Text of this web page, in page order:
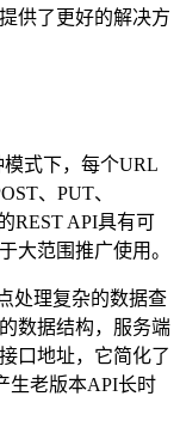
供了更好的解决方
式下，每个URL
、PUT、
REST API具有可
大范围推广使用。
处理复杂的数据查
数据结构，服务端
口地址，它简化了
生老版本API长时